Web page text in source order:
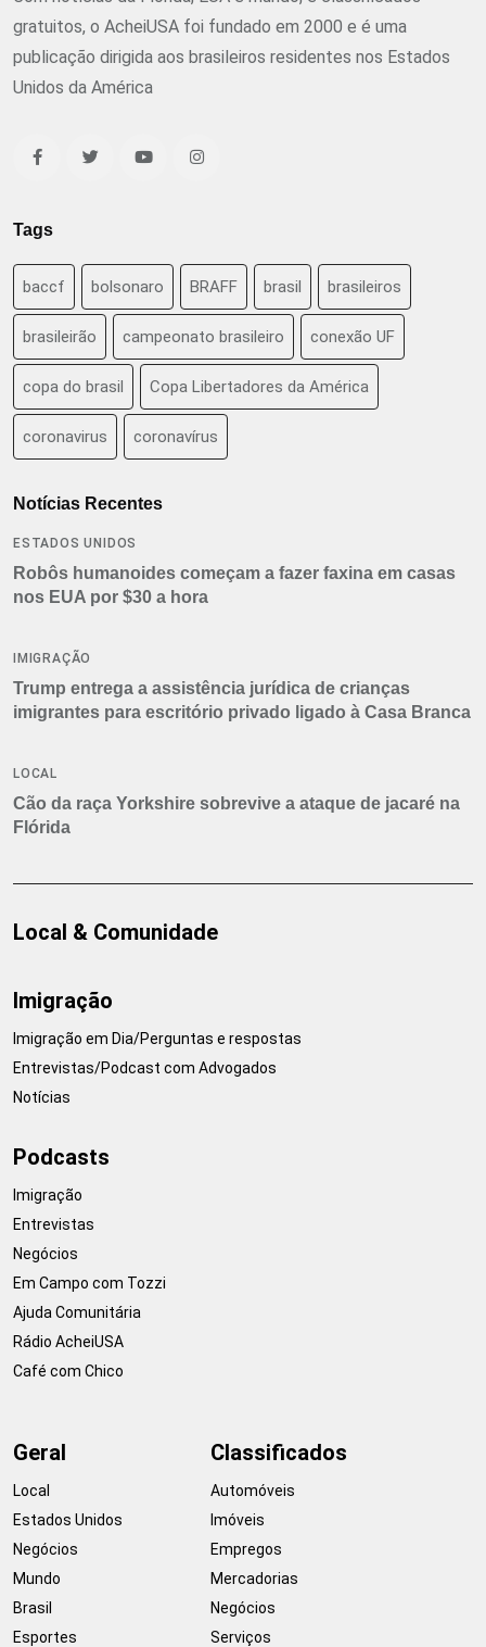
gratuitos, o AcheiUSA foi fundado em 2000 e é uma
publicação dirigida aos brasileiros residentes nos Estados
Unidos da América
Tags
baccf bolsonaro BRAFF brasil brasileiros
brasileirão campeonato brasileiro conexão UF
copa do brasil Copa Libertadores da América
coronavirus coronavírus
Notícias Recentes
ESTADOS UNIDOS
Robôs humanoides começam a fazer faxina em casas
nos EUA por $30 a hora
IMIGRAÇÃO
Trump entrega a assistência jurídica de crianças
imigrantes para escritório privado ligado à Casa Branca
LOCAL
Cão da raça Yorkshire sobrevive a ataque de jacaré na
Flórida
Local & Comunidade
Imigração
Imigração em Dia/Perguntas e respostas
Entrevistas/Podcast com Advogados
Notícias
Podcasts
Imigração
Entrevistas
Negócios
Em Campo com Tozzi
Ajuda Comunitária
Rádio AcheiUSA
Café com Chico
Geral
Local
Estados Unidos
Negócios
Mundo
Brasil
Esportes
Classificados
Automóveis
Imóveis
Empregos
Mercadorias
Negócios
Serviços